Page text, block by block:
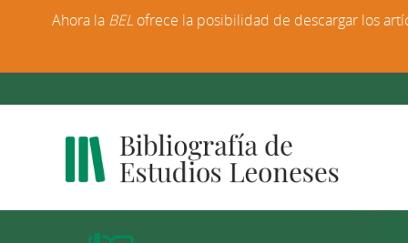
Ahora la BEL ofrece la posibilidad de descargar los